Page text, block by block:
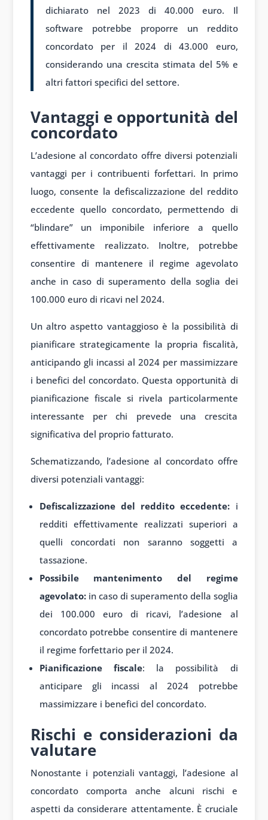
dichiarato nel 2023 di 40.000 euro. Il
software potrebbe proporre un reddito
concordato per il 2024 di 43.000 euro,
considerando una crescita stimata del 5% e
altri fattori specifici del settore.
Vantaggi e opportunità del
concordato
L’adesione al concordato offre diversi potenziali
vantaggi per i contribuenti forfettari. In primo
luogo, consente la defiscalizzazione del reddito
eccedente quello concordato, permettendo di
“blindare” un imponibile inferiore a quello
effettivamente realizzato. Inoltre, potrebbe
consentire di mantenere il regime agevolato
anche in caso di superamento della soglia dei
100.000 euro di ricavi nel 2024.
Un altro aspetto vantaggioso è la possibilità di
pianificare strategicamente la propria fiscalità,
anticipando gli incassi al 2024 per massimizzare
i benefici del concordato. Questa opportunità di
pianificazione fiscale si rivela particolarmente
interessante per chi prevede una crescita
significativa del proprio fatturato.
Schematizzando, l’adesione al concordato offre
diversi potenziali vantaggi:
Defiscalizzazione del reddito eccedente: i
redditi effettivamente realizzati superiori a
quelli concordati non saranno soggetti a
tassazione.
Possibile mantenimento del regime
agevolato:in caso di superamento della soglia
dei 100.000 euro di ricavi, l’adesione al
concordato potrebbe consentire di mantenere
il regime forfettario per il 2024.
Pianificazione fiscale: la possibilità di
anticipare gli incassi al 2024 potrebbe
massimizzare i benefici del concordato.
Rischi e considerazioni da
valutare
Nonostante i potenziali vantaggi, l’adesione al
concordato comporta anche alcuni rischi e
aspetti da considerare attentamente. È cruciale